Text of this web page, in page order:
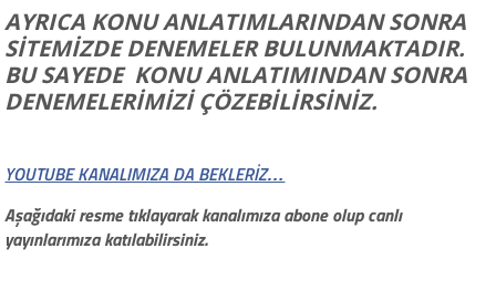
AYRICA KONU ANLATIMLARINDAN SONRA
SİTEMİZDE DENEMELER BULUNMAKTADIR.
BU SAYEDE KONU ANLATIMINDAN SONRA
DENEMELERİMİZİ ÇÖZEBİLİRSİNİZ.
YOUTUBE KANALIMIZA DA BEKLERİZ…
Aşağıdaki resme tıklayarak kanalımıza abone olup canlı
yayınlarımıza katılabilirsiniz.